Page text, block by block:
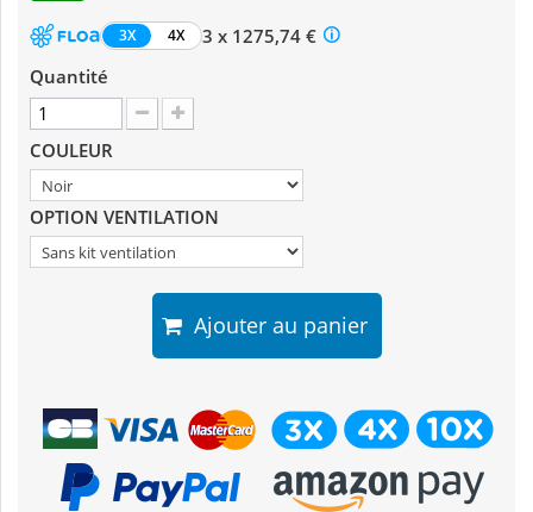
3X 4X
3 x 1275,74 €
Quantité
COULEUR
OPTION VENTILATION
Ajouter au panier